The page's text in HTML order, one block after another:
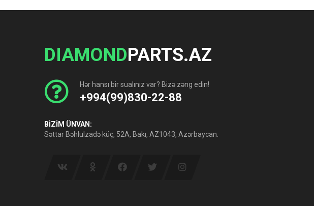
DIAMONDPARTS.AZ
Hər hansı bir sualınız var? Bizə zəng edin!
+994(99)830-22-88
BİZİM ÜNVAN:
Səttar Bəhlulzadə küç, 52A, Bakı, AZ1043, Azərbaycan.